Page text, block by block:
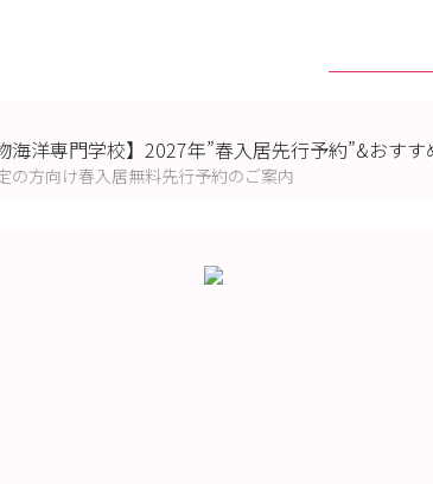
海洋専門学校】2027年”春入居先行予約”&おす
の方向け春入居無料先行予約のご案内